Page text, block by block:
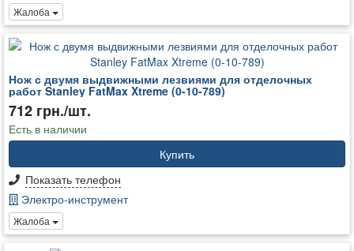
Жалоба
Нож с двумя выдвижными лезвиями для отделочных
работ Stanley FatMax Xtreme (0-10-789)
712 грн./шт.
Есть в наличии
Купить
Показать телефон
Электро-инструмент
Жалоба